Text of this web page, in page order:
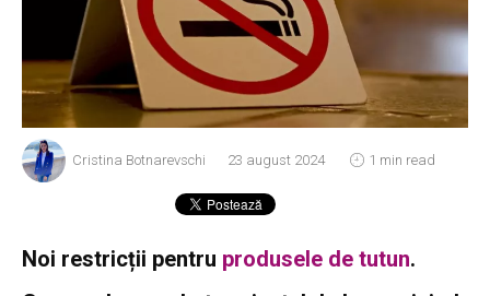
Cristina Botnarevschi 23 august 2024 1 min read
Noi restricții pentru produsele de tutun.